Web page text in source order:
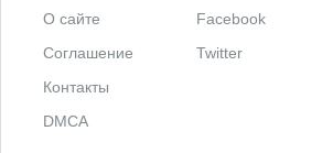
О сайте
Соглашение
Контакты
DMCA
Facebook
Twitter